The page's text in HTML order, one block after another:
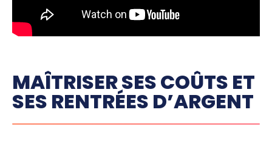
MAÎTRISER SES COÛTS ET
SES RENTRÉES D’ARGENT